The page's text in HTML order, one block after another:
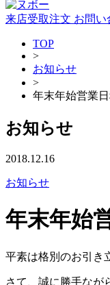
来店受取注文 お問い
TOP
>
お知らせ
>
年末年始営業
お知らせ
2018.12.16
お知らせ
年末年始
平素は格別のお引き
さて、誠に勝手なが